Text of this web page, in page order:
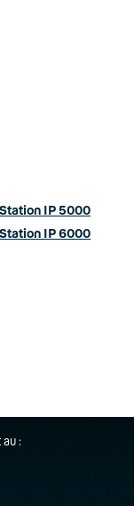
IP 5000
IP 6000
: